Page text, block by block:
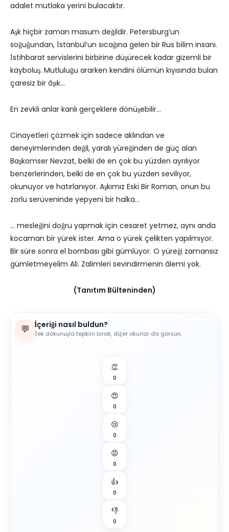
adalet mutlaka yerini bulacaktır.
Aşk hiçbir zaman masum değildir. Petersburg’un
soğuğundan, İstanbul’un sıcağına gelen bir Rus bilim insanı.
İstihbarat servislerini birbirine düşürecek kadar gizemli bir
kayboluş. Mutluluğu ararken kendini ölümün kıyısında bulan
çaresiz bir âşık…
En zevkli anlar kanlı gerçeklere dönüşebilir…
Cinayetleri çözmek için sadece aklından ve
deneyimlerinden değil, yaralı yüreğinden de güç alan
Başkomser Nevzat, belki de en çok bu yüzden ayrılıyor
benzerlerinden, belki de en çok bu yüzden seviliyor,
okunuyor ve hatırlanıyor. Aşkımız Eski Bir Roman, onun bu
zorlu serüveninde yepyeni bir halka…
… mesleğini doğru yapmak için cesaret yetmez, aynı anda
kocaman bir yürek ister. Ama o yürek çelikten yapılmıyor.
Bir süre sonra el bombası gibi gümlüyor. O yüreği zamansız
gümletmeyelim Ali. Zalimleri sevindirmenin âlemi yok.
(Tanıtım Bülteninden)
💬 İçeriği nasıl buldun?
Tek dokunuşla tepkini bırak, diğer okurlar da görsün.
👏
0
😍
0
😢
0
😡
0
👍
0
👎
0